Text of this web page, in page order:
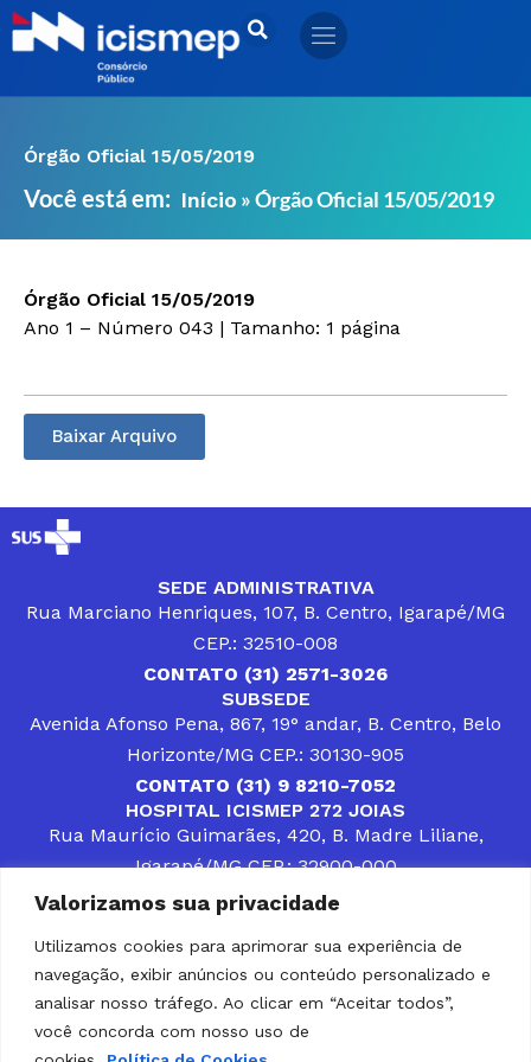
Valorizamos sua privacidade
Utilizamos cookies para aprimorar sua experiência de
navegação, exibir anúncios ou conteúdo personalizado e
analisar nosso tráfego. Ao clicar em “Aceitar todos”,
você concorda com nosso uso de
Ir
para
Órgão Oficial 15/05/2019
Você está em: Início »Órgão Oficial 15/05/2019
Órgão Oficial 15/05/2019
Ano 1 – Número 043 | Tamanho: 1 página
Baixar Arquivo
SEDE ADMINISTRATIVA
Rua Marciano Henriques, 107, B. Centro, Igarapé/MG
CEP.: 32510-008
CONTATO (31) 2571-3026
SUBSEDE
Avenida Afonso Pena, 867, 19° andar, B. Centro, Belo
Horizonte/MG CEP.: 30130-905
CONTATO (31) 9 8210-7052
HOSPITAL ICISMEP 272 JOIAS
Rua Maurício Guimarães, 420, B. Madre Liliane,
Igarapé/MG CEP.: 32900-000
CONTATOS (31) 3512-4400 ou (31) 9 8309-8660
DESENVOLVER SOLUÇÕES, AÇÕES E SERVIÇOS
PÚBLICOS QUE COMPLEMENTEM A ASSISTÊNCIA À
POPULAÇÃO DA REGIÃO EM QUE ATUA, SENDO
PARCEIRO DOS MUNICÍPIOS CONSORCIADOS NA
SOLUÇÃO DE DIFICULDADES ENFRENTADAS POR
GESTORES MUNICIPAIS, É O COMPROMISSO DO
ICISMEP.